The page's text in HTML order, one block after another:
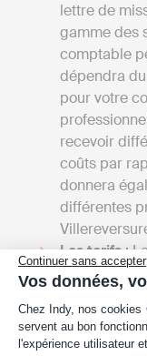
Continuer sans accepter
Vos données,
Plateforme de
Chez Indy, nos cookies
servent au bon
l'expérience utilisateur
lettre de
gamme des
comptable
dépendra
pour votre
recevoir
coûts par
donnera
différentes
Les tarifs:
comptables
2000
confiée à un
atteindre